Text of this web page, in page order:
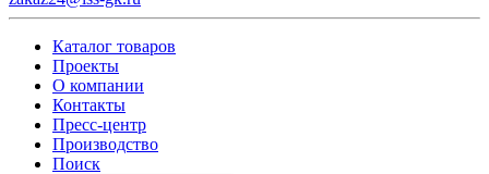
Каталог товаров
Проекты
О компании
Контакты
Пресс-центр
Производство
Поиск